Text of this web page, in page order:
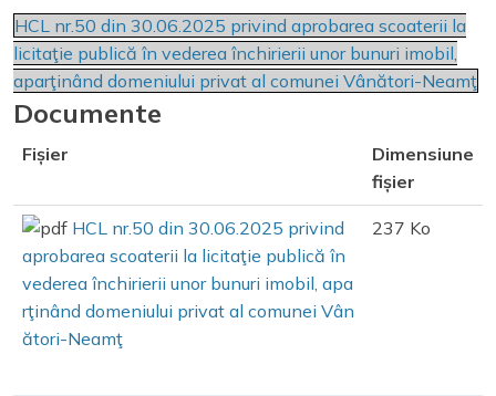
HCL nr.50 din 30.06.2025 privind aprobarea scoaterii la
licitaţie publică în vederea închirierii unor bunuri imobil,
aparţinând domeniului privat al comunei Vânători-Neamţ
Documente
Fișier
Dimensiune
fișier
HCL nr.50 din 30.06.2025 privind
aprobarea scoaterii la licitaţie publică în
vederea închirierii unor bunuri imobil, apa
rţinând domeniului privat al comunei Vân
ători-Neamţ
237 Ko